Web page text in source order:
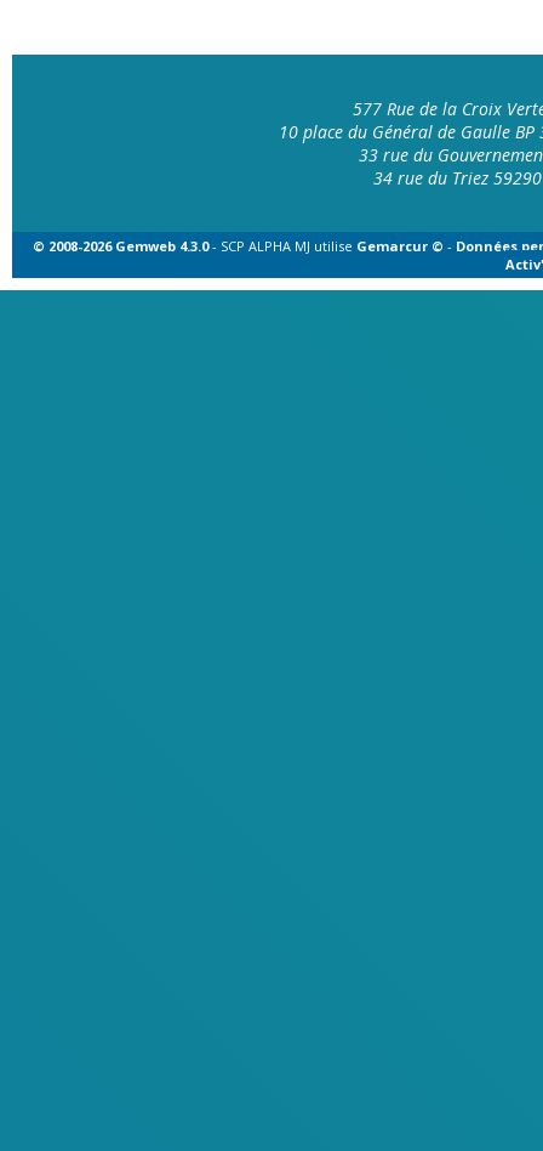
577 Rue de la Croix
10 place du Général de Gaulle BP
33 rue du
34 rue du Triez 59290
© 2008-2026 Gemweb 4.3.0- SCP ALPHA MJ utilise Gemarcur © - Données